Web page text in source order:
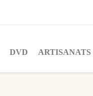
DVD ARTISANATS